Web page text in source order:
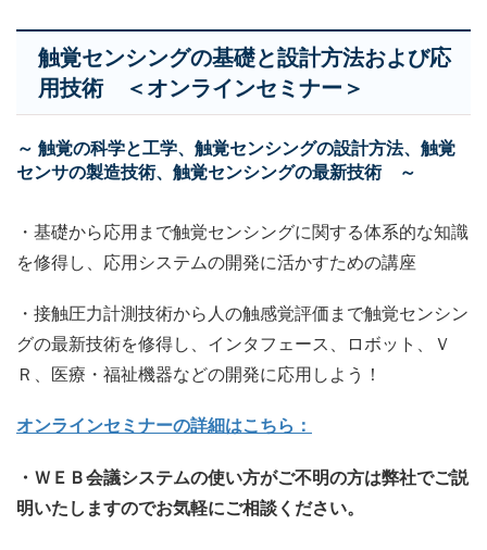
触覚センシングの基礎と設計方法および応
用技術 ＜オンラインセミナー＞
～ 触覚の科学と工学、触覚センシングの設計方法、触覚
センサの製造技術、触覚センシングの最新技術 ～
・基礎から応用まで触覚センシングに関する体系的な知識
を修得し、応用システムの開発に活かすための講座
・接触圧力計測技術から人の触感覚評価まで触覚センシン
グの最新技術を修得し、インタフェース、ロボット、Ｖ
Ｒ、医療・福祉機器などの開発に応用しよう！
オンラインセミナーの詳細はこちら：
・ＷＥＢ会議システムの使い方がご不明の方は弊社でご説
明いたしますのでお気軽にご相談ください。